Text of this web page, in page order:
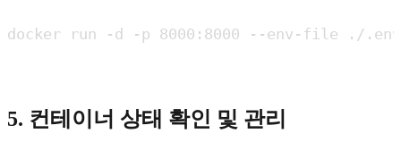
5. 컨테이너 상태 확인 및 관리